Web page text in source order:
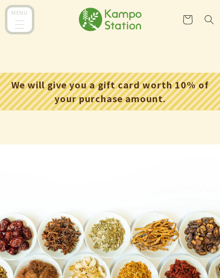
ンツに
進む
MENU
ー
We will give you a gift card worth 10% of
your purchase amount.